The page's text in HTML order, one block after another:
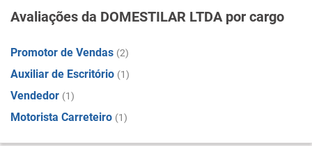
Avaliações da DOMESTILAR LTDA por cargo
Promotor de Vendas (2)
Auxiliar de Escritório (1)
Vendedor (1)
Motorista Carreteiro (1)